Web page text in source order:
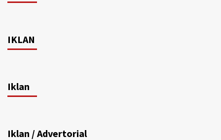
IKLAN
Iklan
Iklan / Advertorial